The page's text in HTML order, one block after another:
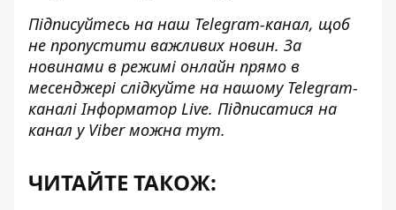
Підписуйтесь на наш Telegram-канал, щоб
не пропустити важливих новин. За
новинами в режимі онлайн прямо в
месенджері слідкуйте на нашому Telegram-
каналіІнформатор Live. Підписатися на
канал у Viber можна тут.
ЧИТАЙТЕ ТАКОЖ: